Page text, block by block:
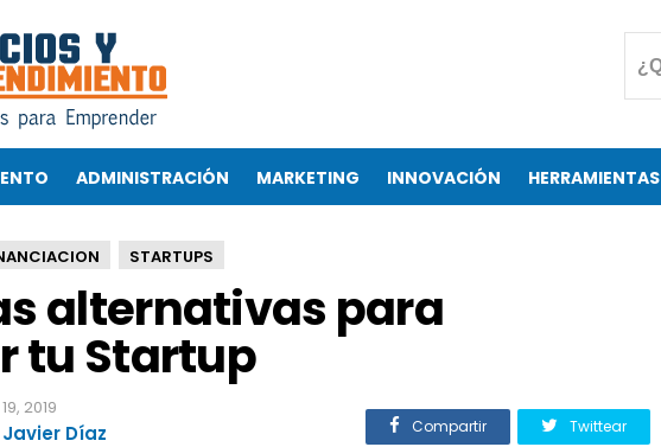
ADMINISTRACIÓN MARKETING INNOVACIÓN HERRAMIENTAS
STARTUPS
alternativas para
tu Startup
2019
Javier Díaz Compartir Twittear